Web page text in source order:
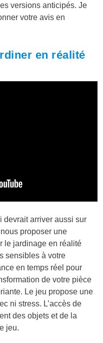
versions anticipés. Je
votre avis en
en réalité
devrait arriver aussi sur
proposer une
le jardinage en réalité
sensibles à votre
en temps réel pour
de votre pièce
Le jeu propose une
ni stress. L’accès de
des objets et de la
jeu.